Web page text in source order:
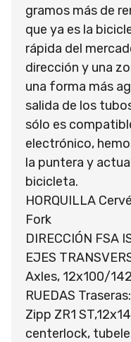
gramos más de
que ya es la
rápida del
dirección y una
una forma más
salida de los
sólo es
electrónico,
la puntera y
bicicleta.
HORQUILLA
Fork
DIRECCIÓN FSA
EJES
Axles, 12x100/142
RUEDAS
Zipp ZR1
centerlock,